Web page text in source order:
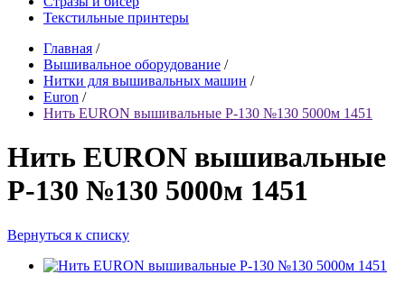
Текстильные принтеры
Главная /
Вышивальное оборудование /
Нитки для вышивальных машин /
Euron /
Нить EURON вышивальные P-130 №130 5000м 1451
Нить EURON вышивальные
P-130 №130 5000м 1451
Вернуться к списку